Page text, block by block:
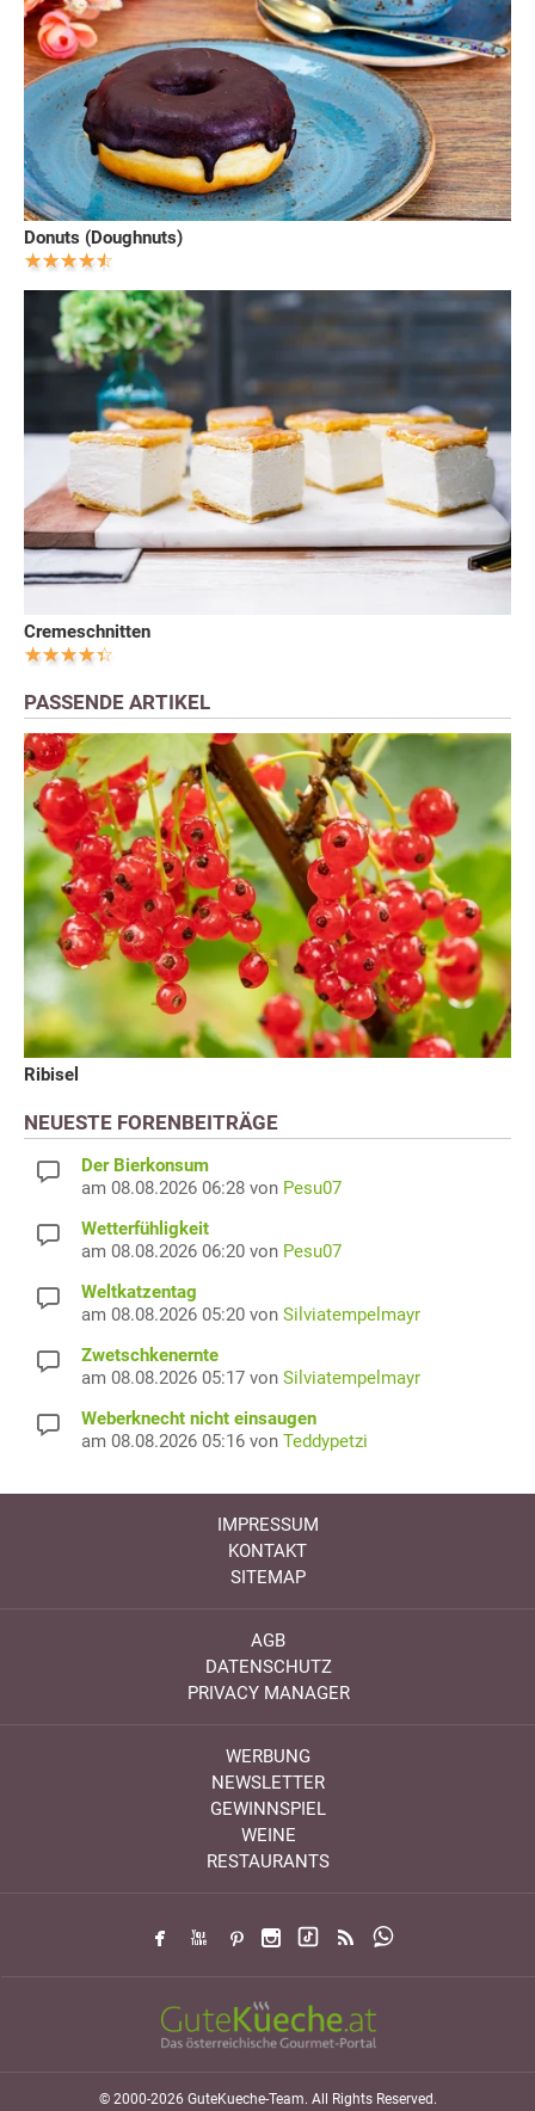
Donuts (Doughnuts)
Cremeschnitten
PASSENDE ARTIKEL
Ribisel
NEUESTE FORENBEITRÄGE
Der Bierkonsum
am 08.08.2026 06:28 von Pesu07
Wetterfühligkeit
am 08.08.2026 06:20 von Pesu07
Weltkatzentag
am 08.08.2026 05:20 von Silviatempelmayr
Zwetschkenernte
am 08.08.2026 05:17 von Silviatempelmayr
Weberknecht nicht einsaugen
am 08.08.2026 05:16 von Teddypetzi
IMPRESSUM
KONTAKT
SITEMAP
AGB
DATENSCHUTZ
PRIVACY MANAGER
WERBUNG
NEWSLETTER
GEWINNSPIEL
WEINE
RESTAURANTS
© 2000-2026 GuteKueche-Team. All Rights Reserved.